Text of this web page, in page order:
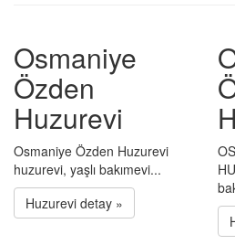
Osmaniye
Özden
Huzurevi
Osmaniye Özden Huzurevi
huzurevi, yaşlı bakımevi...
Huzurevi detay »